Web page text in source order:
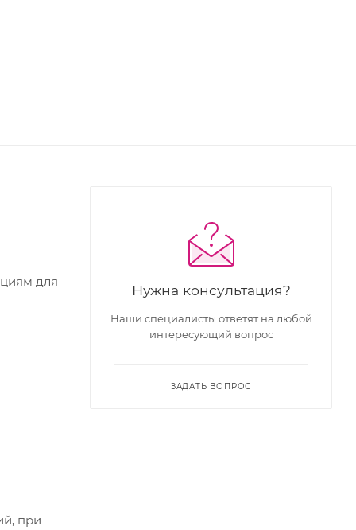
для
при
Нужна консультация?
Наши специалисты ответят на любой
интересующий вопрос
ЗАДАТЬ ВОПРОС